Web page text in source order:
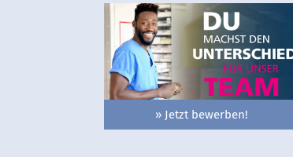
» Jetzt bewerben!